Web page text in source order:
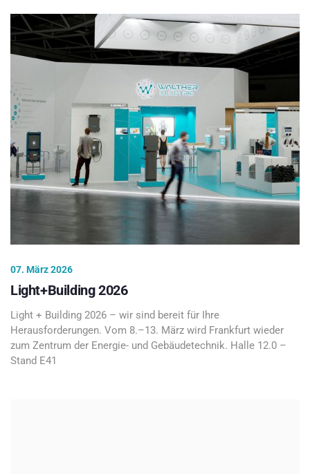
07. März 2026
Light+Building 2026
Light + Building 2026 – wir sind bereit für Ihre
Herausforderungen. Vom 8.–13. März wird Frankfurt wieder
zum Zentrum der Energie- und Gebäudetechnik. Halle 12.0 –
Stand E41